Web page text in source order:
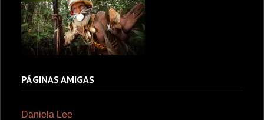
PÁGINAS AMIGAS
Daniela Lee